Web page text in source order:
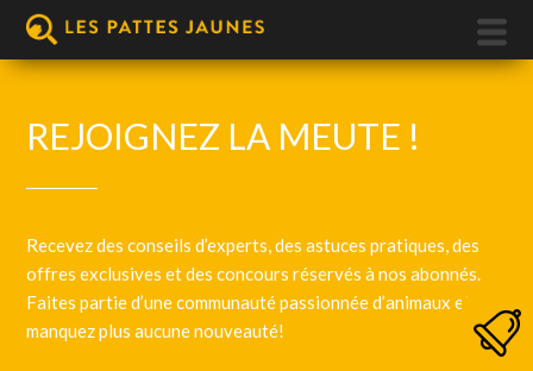
REJOIGNEZ LA MEUTE !
Recevez des conseils d’experts, des astuces pratiques, des
offres exclusives et des concours réservés à nos abonnés.
Faites partie d’une communauté passionnée d’animaux et ne
manquez plus aucune nouveauté!